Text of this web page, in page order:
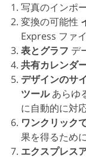
写真のインポ
変換の可能性
Express ファ
表とグラフ デ
共有カレンダ
デザインのサ
ツールあらゆ
に自動的に対
ワンクリック
果を得るために
エクスプレス